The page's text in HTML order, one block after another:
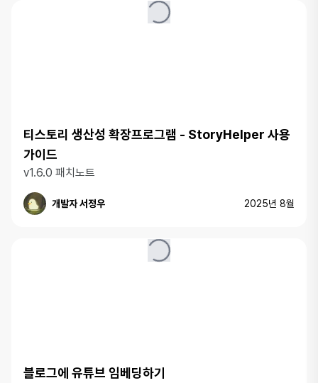
티스토리 생산성 확장프로그램 - StoryHelper 사용
가이드
v1.6.0 패치노트
개발자 서정우 2025년 8월
블로그에 유튜브 임베딩하기